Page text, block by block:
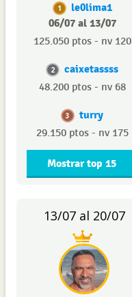
1
le0lima1
06/07 al 13/07
125.050 ptos - nv 120
2 caixetassss
48.200 ptos - nv 68
3 turry
29.150 ptos - nv 175
Mostrar top 15
13/07 al 20/07